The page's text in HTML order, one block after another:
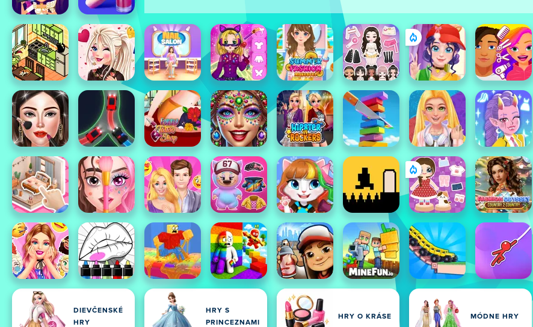
DIEVČENSKÉ
HRY
HRY S
PRINCEZNAMI
HRY O KRÁSE MÓDNE HRY